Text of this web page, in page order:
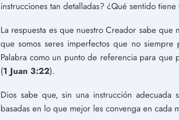
instrucciones tan detalladas? ¿Qué sentido
La respuesta es que nuestro Creador sabe
que somos seres imperfectos que no
Palabra como un punto de referencia para
(1 Juan 3:22).
Dios sabe que, sin una instrucción adecuada
basadas en lo que mejor les convenga en cada